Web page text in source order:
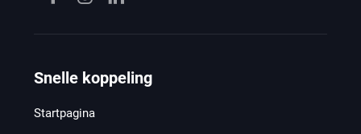
Snelle koppeling
Startpagina